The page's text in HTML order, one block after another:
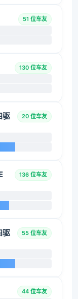
51 位车友
130 位车友
驱
20 位车友
136 位车友
驱
55 位车友
44 位车友